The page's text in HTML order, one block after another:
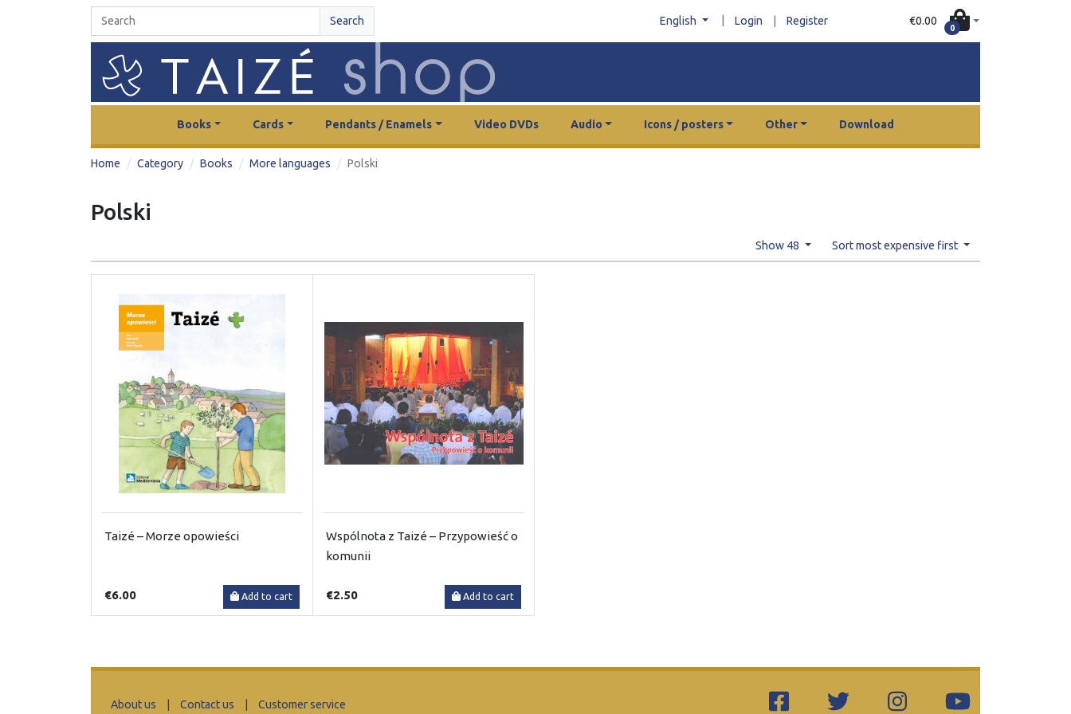
Search English Login Register €0.00
0
Books Cards Pendants / Enamels Video DVDs Audio Icons / posters Other Download
Home Category Books More languages Polski
Polski
Show 48 Sort most expensive first
Taizé – Morze opowieści
€6.00 Add to cart
Wspólnota z Taizé – Przypowieść o
komunii
€2.50 Add to cart
About us | Contact us | Customer service